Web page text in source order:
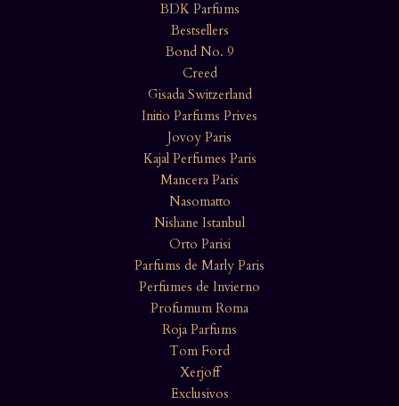
BDK Parfums
Bestsellers
Bond No. 9
Creed
Gisada Switzerland
Initio Parfums Prives
Jovoy Paris
Kajal Perfumes Paris
Mancera Paris
Nasomatto
Nishane Istanbul
Orto Parisi
Parfums de Marly Paris
Perfumes de Invierno
Profumum Roma
Roja Parfums
Tom Ford
Xerjoff
Exclusivos